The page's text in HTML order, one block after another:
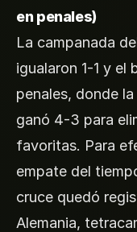
en penales)
La campanada
igualaron 1-1 y el
penales, donde
ganó 4-3 para
favoritas. Para
empate del
cruce quedó
Alemania,